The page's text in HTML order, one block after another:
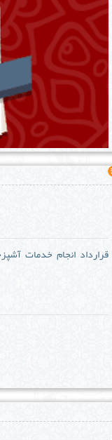
قرارداد انجام خدمات